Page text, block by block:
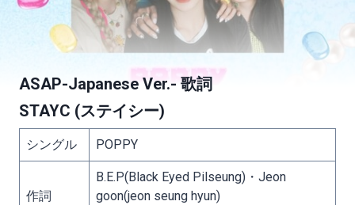
ASAP-Japanese Ver.- 歌詞
STAYC (ステイシー)
シングル POPPY
作詞
B.E.P(Black Eyed Pilseung)・Jeon
goon(jeon seung hyun)